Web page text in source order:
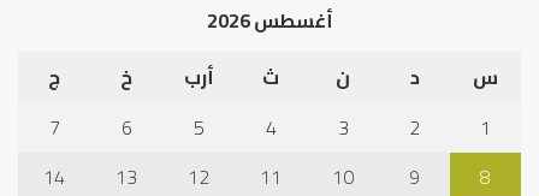
أغسطس 2026
س
د ن ث أرب خ
ج
1
2
3
4
5
6
7
8
9
10
11
12
13
14